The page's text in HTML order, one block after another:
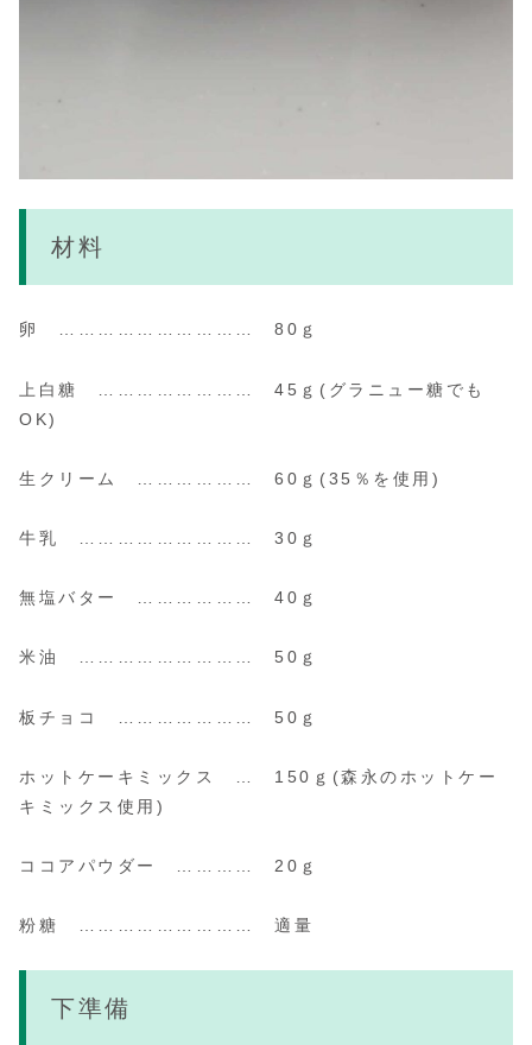
材料
卵 ………………………… 80ｇ
上白糖 …………………… 45ｇ (グラニュー糖でも
OK)
生クリーム ……………… 60ｇ (35％を使用)
牛乳 ……………………… 30ｇ
無塩バター ……………… 40ｇ
米油 ……………………… 50ｇ
板チョコ ………………… 50ｇ
ホットケーキミックス … 150ｇ (森永のホットケー
キミックス使用)
ココアパウダー ………… 20ｇ
粉糖 ……………………… 適量
下準備